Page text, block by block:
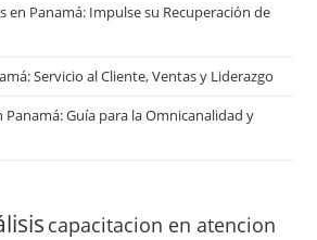
en Panamá: Impulse su Recuperación de
Servicio al Cliente, Ventas y Liderazgo
Guía para la Omnicanalidad y
capacitacion en atencion